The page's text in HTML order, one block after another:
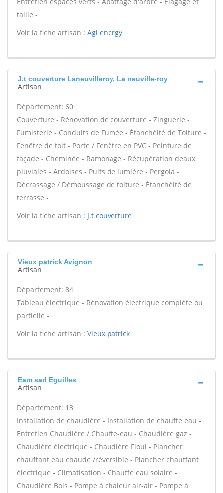
taille -
Voir la fiche artisan : Agl energy
J.t couverture Laneuvilleroy, La neuville-roy
Artisan
Département: 60
Couverture - Rénovation de couverture - Zinguerie -
Fumisterie - Conduits de Fumée - Étanchéité de Toiture -
Fenêtre de toit - Porte / Fenêtre en PVC - Peinture de
façade - Cheminée - Ramonage - Récupération deaux
pluviales - Ardoises - Puits de lumière - Pergola -
Décrassage / Démoussage de toiture - Étanchéité de
terrasse -
Voir la fiche artisan : J.t couverture
Vieux patrick Avignon
Artisan
Département: 84
Tableau électrique - Rénovation électrique complète ou
partielle -
Voir la fiche artisan : Vieux patrick
Eam sarl Eguilles
Artisan
Département: 13
Installation de chaudière - Installation de chauffe eau -
Entretien Chaudière / Chauffe-eau - Chaudière gaz -
Chaudière électrique - Chaudière Fioul - Plancher
chauffant eau chaude /réversible - Plancher chauffant
électrique - Climatisation - Chauffe eau solaire -
Chaudière Bois - Pompe à chaleur air-air - Pompe à